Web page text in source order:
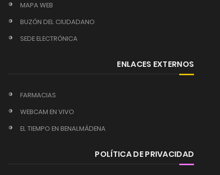
MAPA WEB
BUZÓN DEL CIUDADANO
SEDE ELECTRÓNICA
ENLACES EXTERNOS
FARMACIAS
WEBCAM EN VIVO
EL TIEMPO EN BENALMÁDENA
POLÍTICA DE PRIVACIDAD